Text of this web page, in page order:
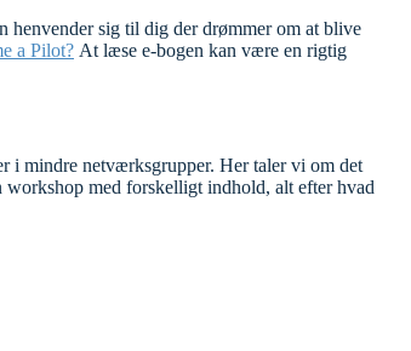
henvender sig til dig der drømmer om at blive
a Pilot? At læse e-bogen kan være en rigtig
i mindre netværksgrupper. Her taler vi om det
med forskelligt indhold, alt efter hvad